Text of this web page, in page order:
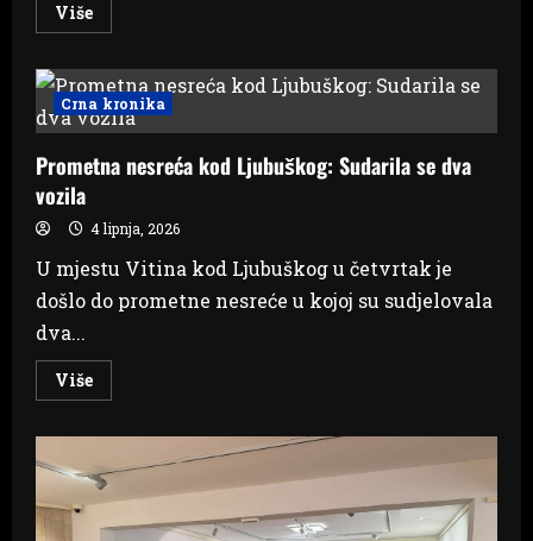
VišeRead
more
Brijeg:
Brojni
vjernici
na
i
tijelovskoj
Crna kronika
Prometna nesreća kod Ljubuškog: Sudarila se dva
vozila
4 lipnja, 2026
U mjestu Vitina kod Ljubuškog u četvrtak je
došlo do prometne nesreće u kojoj su sudjelovala
dva...
VišeRead
more
Ljubuškog:
Sudarila
se
dva